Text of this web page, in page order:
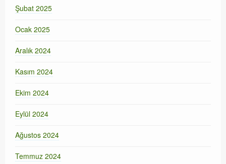
Şubat 2025
Ocak 2025
Aralık 2024
Kasım 2024
Ekim 2024
Eylül 2024
Ağustos 2024
Temmuz 2024